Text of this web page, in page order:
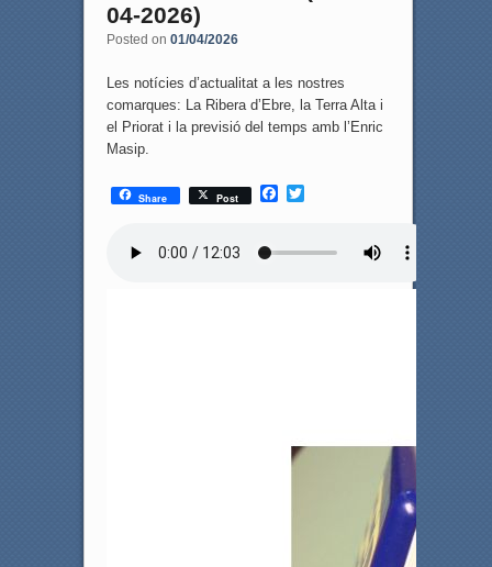
04-2026)
Posted on 01/04/2026
Les notícies d’actualitat a les nostres
comarques: La Ribera d’Ebre, la Terra Alta i
el Priorat i la previsió del temps amb l’Enric
Masip.
Share Post
F
T